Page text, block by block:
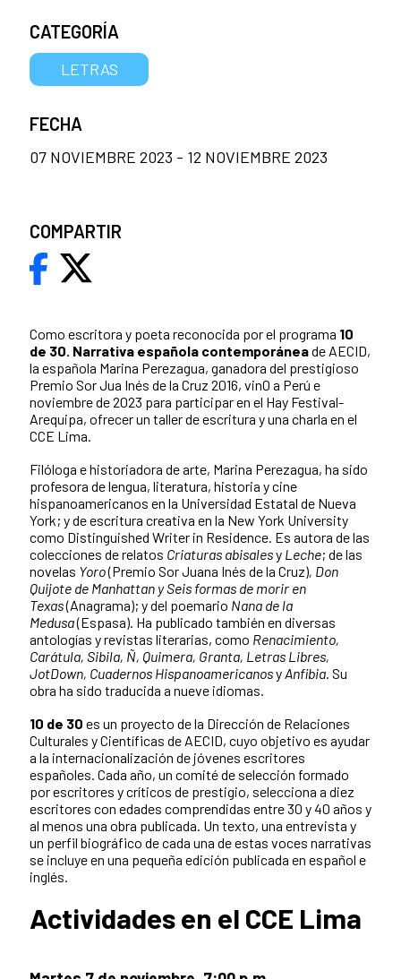
Como escritora y poeta reconocida por el programa 10
de 30. Narrativa española contemporáneade AECID,
la española Marina Perezagua, ganadora del prestigioso
Premio Sor Jua Inés de la Cruz 2016, vin0 a Perú e
noviembre de 2023 para participar en el Hay Festival-
Arequipa, ofrecer un taller de escritura y una charla en el
CCE Lima.
Filóloga e historiadora de arte, Marina Perezagua, ha sido
profesora de lengua, literatura, historia y cine
hispanoamericanos en la Universidad Estatal de Nueva
York; y de escritura creativa en la New York University
como Distinguished Writer in Residence. Es autora de las
colecciones de relatos Criaturas abisalesy Leche; de las
novelas Yoro(Premio Sor Juana Inés de la Cruz), Don
Quijote de Manhattan y Seis formas de morir en
Texas(Anagrama); y del poemario Nana de la
Medusa(Espasa). Ha publicado también en diversas
antologías y revistas literarias, como Renacimiento,
Carátula, Sibila, Ñ, Quimera, Granta, Letras Libres,
JotDown, Cuadernos Hispanoamericanosy Anfibia . Su
obra ha sido traducida a nueve idiomas.
10 de 30 es un proyecto de la Dirección de Relaciones
Culturales y Científicas de AECID, cuyo objetivo es ayudar
a la internacionalización de jóvenes escritores
españoles. Cada año, un comité de selección formado
por escritores y críticos de prestigio, selecciona a diez
escritores con edades comprendidas entre 30 y 40 años y
al menos una obra publicada. Un texto, una entrevista y
un perfil biográfico de cada una de estas voces narrativas
se incluye en una pequeña edición publicada en español e
inglés.
Actividades en el CCE Lima
CATEGORÍA
LETRAS
FECHA
07 NOVIEMBRE 2023 - 12 NOVIEMBRE 2023
COMPARTIR